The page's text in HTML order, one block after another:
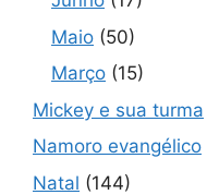
Maio (50)
Março (15)
Mickey e sua turma
Namoro evangélico
Natal (144)